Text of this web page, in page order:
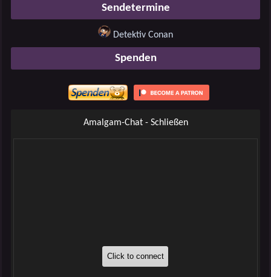
Sendetermine
Detektiv Conan
Spenden
Amalgam-Chat - Schließen